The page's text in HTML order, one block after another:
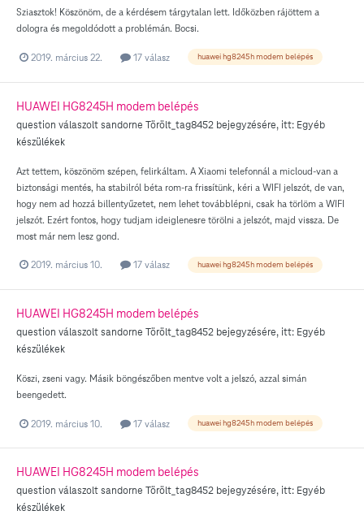
Sziasztok! Köszönöm, de a kérdésem tárgytalan lett. Időközben rájöttem a
dologra és megoldódott a problémán. Bocsi.
2019. március 22. 17 válasz huawei hg8245h modem belépés
HUAWEI HG8245H modem belépés
question válaszoltsandorne Törölt_tag8452 bejegyzésére, itt: Egyéb
készülékek
Azt tettem, köszönöm szépen, felirkáltam. A Xiaomi telefonnál a micloud-van a
biztonsági mentés, ha stabilról béta rom-ra frissítünk, kéri a WIFI jelszót, de van,
hogy nem ad hozzá billentyűzetet, nem lehet továbblépni, csak ha törlöm a WIFI
jelszót. Ezért fontos, hogy tudjam ideiglenesre törölni a jelszót, majd vissza. De
most már nem lesz gond.
2019. március 10. 17 válasz huawei hg8245h modem belépés
HUAWEI HG8245H modem belépés
question válaszoltsandorne Törölt_tag8452 bejegyzésére, itt: Egyéb
készülékek
Köszi, zseni vagy. Másik böngészőben mentve volt a jelszó, azzal simán
beengedett.
2019. március 10. 17 válasz huawei hg8245h modem belépés
HUAWEI HG8245H modem belépés
question válaszoltsandorne Törölt_tag8452 bejegyzésére, itt: Egyéb
készülékek